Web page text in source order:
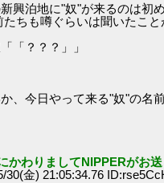
興泊地に"奴"が来るのは
噂ぐらいは聞いたことが
「？？？」」
、今日やって来る"奴"の名
かわりましてNIPPERがお
30(金) 21:05:34.76